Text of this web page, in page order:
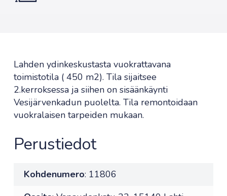
Lahden ydinkeskustasta vuokrattavana
toimistotila ( 450 m2). Tila sijaitsee
2.kerroksessa ja siihen on sisäänkäynti
Vesijärvenkadun puolelta. Tila remontoidaan
vuokralaisen tarpeiden mukaan.
Perustiedot
Kohdenumero: 11806